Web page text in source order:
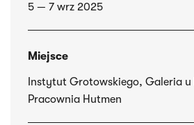
5 — 7 wrz 2025
Miejsce
Instytut Grotowskiego, Galeria u
Pracownia Hutmen